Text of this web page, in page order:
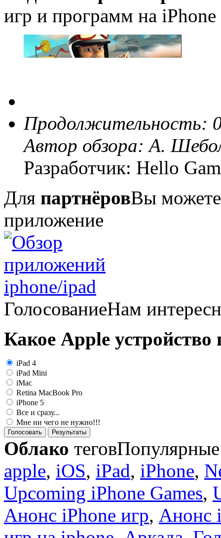
игр и программ на
Продолжительность:
Автор обзора:А.
Разработчик: Hello
Для партнёровВы можете
приложение
ГолосованиеНам
Какое Apple устройство
iPad 4
iPad Mini
iMac
Retina MacBook Pro
iPhone 5
Все и сразу...
Мне ни чего не нужно!!!
Голосовать Результаты
Облако теговПопулярные
apple, iOS, iPad, iPhone,
Upcoming iPhone Games,
Анонс iPhone игр, Анонс